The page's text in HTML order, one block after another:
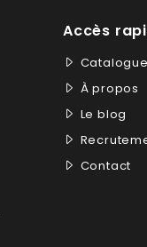
Accès
Catalogue
À propos
Le blog
Contact